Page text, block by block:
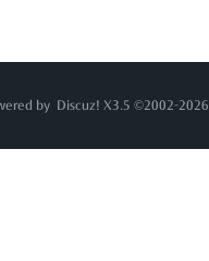
by Discuz! X3.5 ©2002-2026